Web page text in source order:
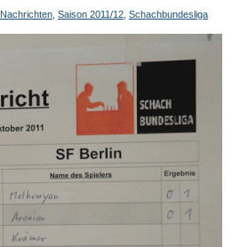
Nachrichten Saison 2011/12 Schachbundesliga